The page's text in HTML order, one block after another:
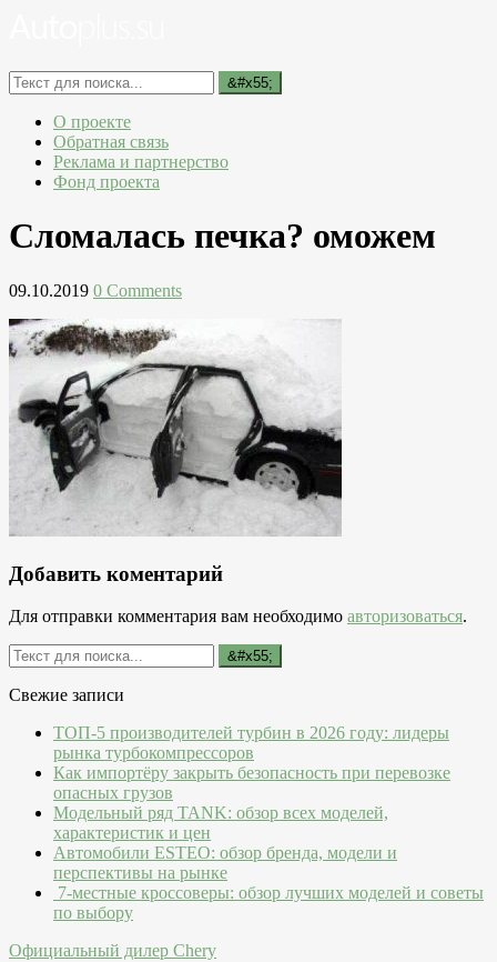
О проекте
Обратная связь
Реклама и партнерство
Фонд проекта
Сломалась печка? оможем
09.10.2019 0 Comments
Добавить коментарий
Для отправки комментария вам необходимо авторизоваться.
Свежие записи
ТОП-5 производителей турбин в 2026 году: лидеры
рынка турбокомпрессоров
Как импортёру закрыть безопасность при перевозке
опасных грузов
Модельный ряд TANK: обзор всех моделей,
характеристик и цен
Автомобили ESTEO: обзор бренда, модели и
перспективы на рынке
7-местные кроссоверы: обзор лучших моделей и советы
по выбору
Официальный дилер Chery